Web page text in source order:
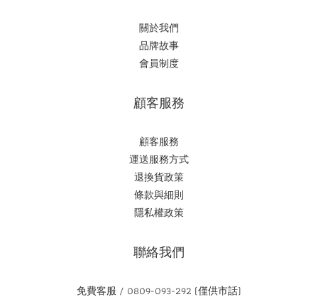
關於我們
品牌故事
會員制度
顧客服務
顧客服務
運送服務方式
退換貨政策
條款與細則
隱私權政策
聯絡我們
免費客服 / 0809-093-292 (僅供市話)